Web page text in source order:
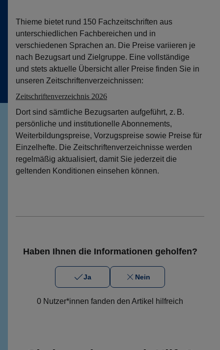
Thieme bietet rund 150 Fachzeitschriften aus
unterschiedlichen Fachbereichen und in
verschiedenen Sprachen an. Die Preise variieren je
nach Bezugsart und Zielgruppe. Eine vollständige
und stets aktuelle Übersicht aller Preise finden Sie in
unseren Zeitschriftenverzeichnissen:
Zeitschriftenverzeichnis 2026
Dort sind sämtliche Bezugsarten aufgeführt, z. B.
persönliche und institutionelle Abonnements,
Weiterbildungspreise, Vorzugspreise sowie Preise für
Einzelhefte. Die Zeitschriftenverzeichnisse werden
regelmäßig aktualisiert, damit Sie jederzeit die
geltenden Konditionen einsehen können.
Haben Ihnen die Informationen geholfen?
Ja Nein
0 Nutzer*innen fanden den Artikel hilfreich